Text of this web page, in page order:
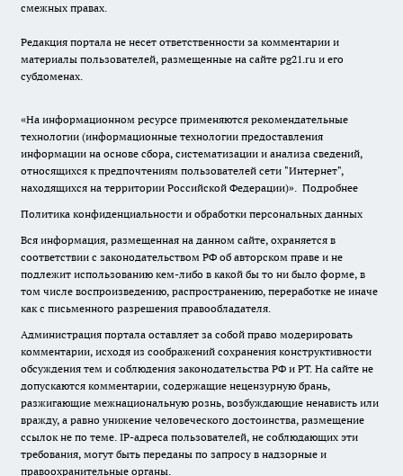
смежных правах.
Редакция портала не несет ответственности за комментарии и
материалы пользователей, размещенные на сайте pg21.ru и его
субдоменах.
«На информационном ресурсе применяются рекомендательные
технологии (информационные технологии предоставления
информации на основе сбора, систематизации и анализа сведений,
относящихся к предпочтениям пользователей сети "Интернет",
находящихся на территории Российской Федерации)». Подробнее
Политика конфиденциальности и обработки персональных данных
Вся информация, размещенная на данном сайте, охраняется в
соответствии с законодательством РФ об авторском праве и не
подлежит использованию кем-либо в какой бы то ни было форме, в
том числе воспроизведению, распространению, переработке не иначе
как с письменного разрешения правообладателя.
Администрация портала оставляет за собой право модерировать
комментарии, исходя из соображений сохранения конструктивности
обсуждения тем и соблюдения законодательства РФ и РТ. На сайте не
допускаются комментарии, содержащие нецензурную брань,
разжигающие межнациональную рознь, возбуждающие ненависть или
вражду, а равно унижение человеческого достоинства, размещение
ссылок не по теме. IP-адреса пользователей, не соблюдающих эти
требования, могут быть переданы по запросу в надзорные и
правоохранительные органы.